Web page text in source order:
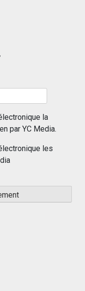
la
par YC Media.
les